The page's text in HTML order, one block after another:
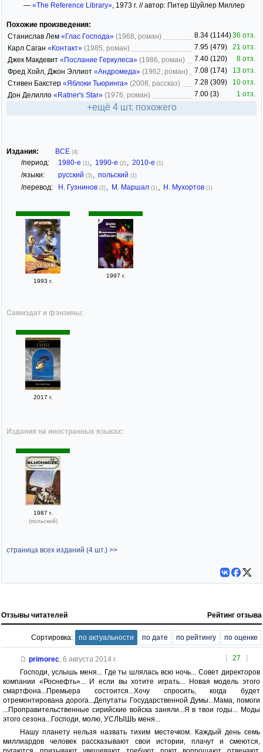
— «The Reference Library», 1973 г. // автор: Питер Шуйлер Миллер
Похожие произведения:
Станислав Лем «Глас Господа» (1968, роман) 8.34 (1144)36 отз.
Карл Саган «Контакт» (1985, роман) 7.95 (479)
21 отз.
Джек Макдевит «Послание Геркулеса» (1986, роман) 7.40 (120)
8 отз.
Фред Хойл, Джон Эллиот «Андромеда» (1962, роман) 7.08 (174)
13 отз.
Стивен Бакстер «Яблоки Тьюринга» (2008, рассказ) 7.28 (309)
10 отз.
Дон Делилло «Ratner's Star» (1976, роман) 7.00 (3) 1 отз.
+ещё 4 шт. похожего
Издания: ВСЕ (4)
/период: 1980-е (1) , 1990-е (2) , 2010-е (1)
/языки: русский (3) , польский (1)
/перевод: Н. Гузнинов (2) , М. Маршал (1) , Н. Мухортов (1)
1993 г.
1997 г.
Самиздат и фэнзины:
2017 г.
Издания на иностранных языках:
1987 г.
(польский)
страница всех изданий (4 шт.) >>
Отзывы читателей Рейтинг отзыва
Сортировка: по актуальности по дате по рейтингу по оценке
[ 27 ]
primorec, 6 августа 2014 г.
Господи, услышь меня... Где ты шлялась всю ночь... Совет директоров
компании «Роснефть»... И если вы хотите играть... Новая модель этого
смартфона...Премьера состоится...Хочу спросить, когда будет
отремонтирована дорога...Депутаты Государственной Думы...Мама, помоги
...Проправительственные сирийские войска заняли...Я в твои годы... Моды
этого сезона...Господи, молю, УСЛЫШЬ меня...
Нашу планету нельзя назвать тихим местечком. Каждый день семь
миллиардов человек рассказывают свои истории, плачут и смеются,